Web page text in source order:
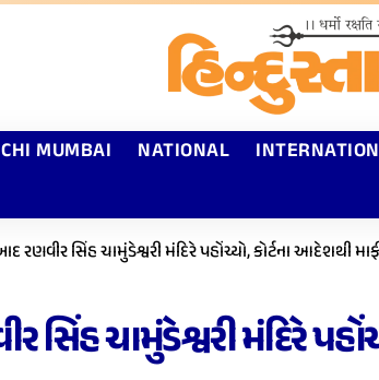
MUMBAI NATIONAL
બાદ રણવીર સિંહ ચામુંડેશ્વરી મંદિરે પહોંચ્યો, કોર્ટના આદેશથી
સિંહ ચામુંડેશ્વરી મંદિરે